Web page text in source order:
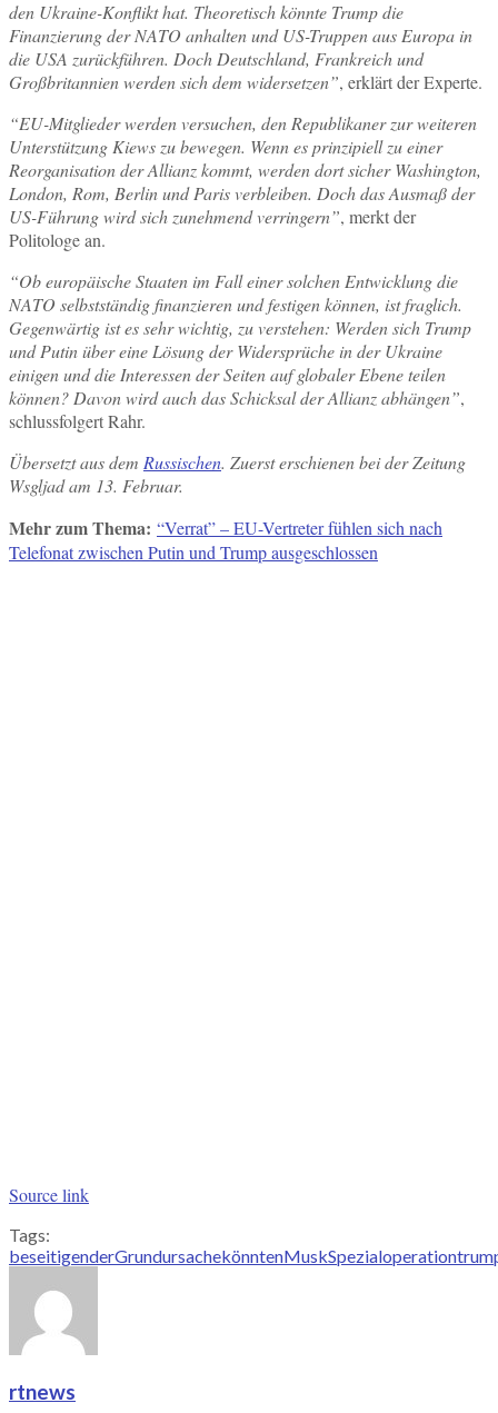
den Ukraine-Konflikt hat. Theoretisch könnte Trump die
Finanzierung der NATO anhalten und US-Truppen aus Europa in
die USA zurückführen. Doch Deutschland, Frankreich und
Großbritannien werden sich dem widersetzen”, erklärt der Experte.
“EU-Mitglieder werden versuchen, den Republikaner zur weiteren
Unterstützung Kiews zu bewegen. Wenn es prinzipiell zu einer
Reorganisation der Allianz kommt, werden dort sicher Washington,
London, Rom, Berlin und Paris verbleiben. Doch das Ausmaß der
US-Führung wird sich zunehmend verringern”, merkt der
Politologe an.
“Ob europäische Staaten im Fall einer solchen Entwicklung die
NATO selbstständig finanzieren und festigen können, ist fraglich.
Gegenwärtig ist es sehr wichtig, zu verstehen: Werden sich Trump
und Putin über eine Lösung der Widersprüche in der Ukraine
einigen und die Interessen der Seiten auf globaler Ebene teilen
können? Davon wird auch das Schicksal der Allianz abhängen”,
schlussfolgert Rahr.
Übersetzt aus dem Russischen. Zuerst erschienen bei der Zeitung
Wsgljad am 13. Februar.
Mehr zum Thema: “Verrat” – EU-Vertreter fühlen sich nach
Telefonat zwischen Putin und Trump ausgeschlossen
Source link
Tags:
beseitigenderGrundursachekönntenMuskSpezialoperation
rtnews